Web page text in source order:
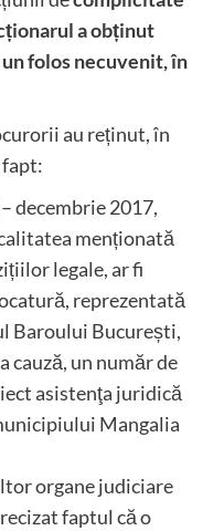
a obținut
folos necuvenit, în
au reținut, în
fapt:
decembrie 2017,
menționată
legale, ar fi
reprezentată
Baroului București,
cauză, un număr de
asistenţa juridică
Mangalia
organe judiciare
faptul că o